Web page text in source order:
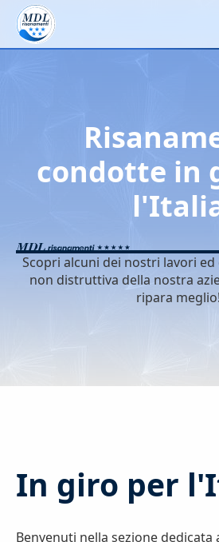
condotte in
Scopri alcuni dei nostri lavori
non distruttiva della nostra
ripara meglio!
In giro per
Benvenuti nella sezione dedicata